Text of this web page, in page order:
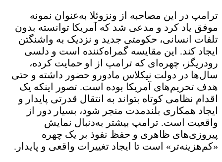
ترامپ در این مصاحبه از ونزوئلا به‌عنوان نمونه
موفق یاد کرد و مدعی شد که آمریکا توانسته بدون
تلفات انسانی، حکومتی جدید و نزدیک به واشنگتن
ایجاد کند. این مقایسه گمراه‌کننده است و دلسی
رودریگز، چهره‌ای که ترامپ از او حمایت کرده،
سال‌ها در دولت نیکلاس مادورو حضور داشته و حتی
هدف تحریم‌های آمریکا بوده است. تصور اینکه یک
اقدام نظامی کوتاه بتواند به انتقال قدرتی پایدار و
ایجاد همکاری بلندمدت منجر شود، بسیار دور از
واقعیت است. ترامپ بیشتر به‌دنبال نمایش
پیروزی‌های ظاهری و حفظ نفوذ بر یک چهره
«کم‌هزینه‌تر» است تا ایجاد تغییرات واقعی و پایدار.